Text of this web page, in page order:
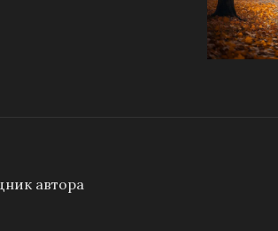
автора